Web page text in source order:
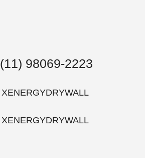
(11) 98069-2223
XENERGYDRYWALL
XENERGYDRYWALL